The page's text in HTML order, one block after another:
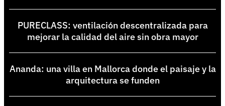
PURECLASS: ventilación descentralizada para
mejorar la calidad del aire sin obra mayor
Ananda: una villa en Mallorca donde el paisaje y la
arquitectura se funden